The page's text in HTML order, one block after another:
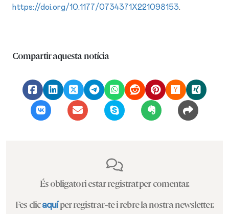
https://doi.org/10.1177/0734371X221098153.
Compartir aquesta notícia
És obligatori estar registrat per comentar.
Fes clicaquíper registrar-te i rebre la nostra newsletter.